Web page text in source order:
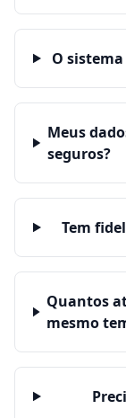
O
Meus
seguros?
Tem
Quantos
mesmo